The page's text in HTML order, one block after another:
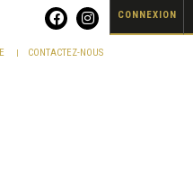
CONNEXION
CONTACTEZ-NOUS